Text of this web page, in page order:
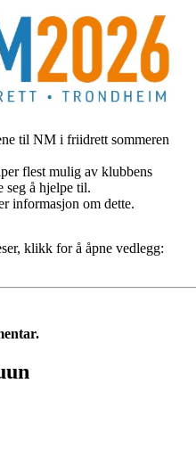
til NM i friidrett sommeren
flest mulig av klubbens
seg å hjelpe til.
informasjon om dette.
klikk for å åpne vedlegg: